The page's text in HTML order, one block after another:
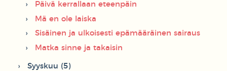
Päivä kerrallaan eteenpäin
Mä en ole laiska
Sisäinen ja ulkoisesti epämääräinen sairaus
Matka sinne ja takaisin
Syyskuu (5)